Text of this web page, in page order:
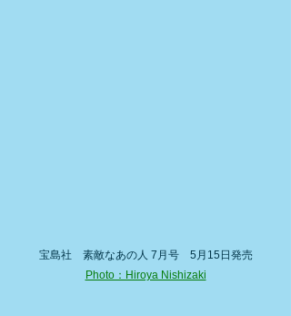
宝島社　素敵なあの人 7月号　5月15日発売
Photo：Hiroya Nishizaki